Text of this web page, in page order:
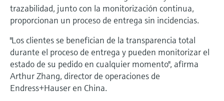
trazabilidad, junto con la monitorización continua,
proporcionan un proceso de entrega sin incidencias.
"Los clientes se benefician de la transparencia total
durante el proceso de entrega y pueden monitorizar el
estado de su pedido en cualquier momento", afirma
Arthur Zhang, director de operaciones de
Endress+Hauser en China.